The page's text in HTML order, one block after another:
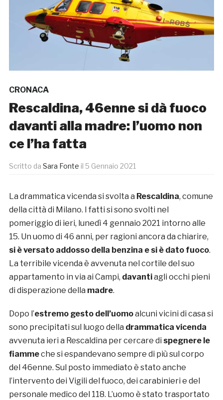
CRONACA
Rescaldina, 46enne si dà fuoco
davanti alla madre: l’uomo non
ce l’ha fatta
Scritto da Sara Fonte il 5 Gennaio 2021
La drammatica vicenda si svolta a Rescaldina, comune
della città di Milano. I fatti si sono svolti nel
pomeriggio di ieri, lunedì 4 gennaio 2021 intorno alle
15. Un uomo di 46 anni, per ragioni ancora da chiarire,
si è versato addosso della benzina e si è dato fuoco.
La terribile vicenda è avvenuta nel cortile del suo
appartamento in via ai Campi, davantiagli occhi pieni
di disperazione della madre.
Dopo l’estremo gesto dell’uomoalcuni vicini di casa si
sono precipitati sul luogo della drammatica vicenda
avvenuta ieri a Rescaldina per cercare di spegnere le
fiammeche si espandevano sempre di più sul corpo
del 46enne. Sul posto immediato è stato anche
l’intervento dei Vigili del fuoco, dei carabinieri e del
personale medico del 118. L’uomo è stato trasportato